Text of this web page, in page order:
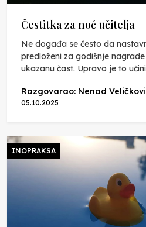
Čestitka za noć učitelja
Ne događa se često da
predloženi za godišnje
ukazanu čast. Upravo je to
Razgovarao: Nenad
05.10.2025
INOPRAKSA